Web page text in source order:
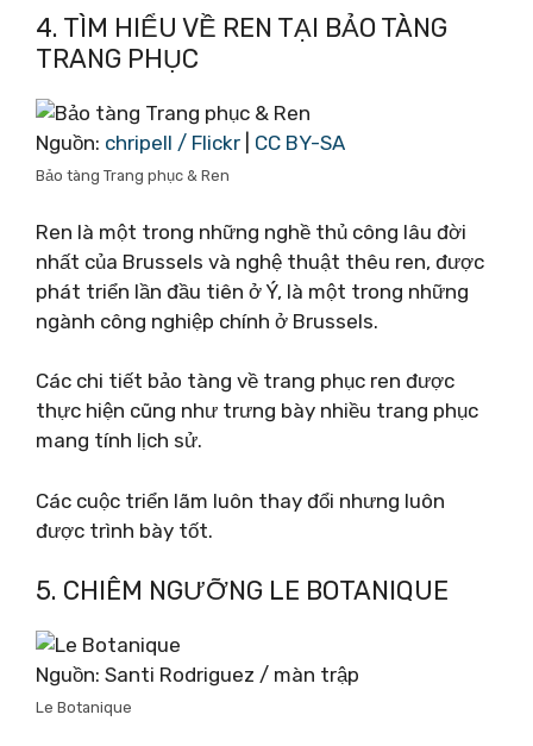
4. TÌM HIỂU VỀ REN TẠI BẢO TÀNG
TRANG PHỤC
Nguồn: chripell / Flickr CC BY-SA
Bảo tàng Trang phục & Ren
Ren là một trong những nghề thủ công lâu đời
nhất của Brussels và nghệ thuật thêu ren, được
phát triển lần đầu tiên ở Ý, là một trong những
ngành công nghiệp chính ở Brussels.
Các chi tiết bảo tàng về trang phục ren được
thực hiện cũng như trưng bày nhiều trang phục
mang tính lịch sử.
Các cuộc triển lãm luôn thay đổi nhưng luôn
được trình bày tốt.
5. CHIÊM NGƯỠNG LE BOTANIQUE
Nguồn: Santi Rodriguez / màn trập
Le Botanique